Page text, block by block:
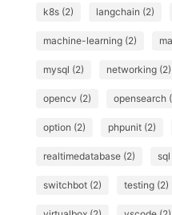
k8s (2) langchain (2)
machine-learning (2)
mysql (2) networking (2)
opencv (2) opensearch
option (2) phpunit (2)
realtimedatabase (2)
switchbot (2) testing (2)